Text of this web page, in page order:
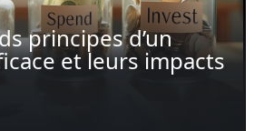
principes d’un
et leurs impacts